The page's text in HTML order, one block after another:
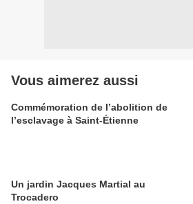
Vous aimerez aussi
Commémoration de l’abolition de
l’esclavage à Saint-Étienne
Un jardin Jacques Martial au
Trocadero